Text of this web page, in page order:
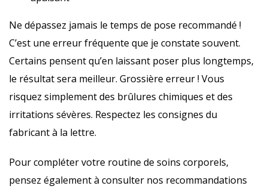
Ne dépassez jamais le temps de pose recommandé !
C’est une erreur fréquente que je constate souvent.
Certains pensent qu’en laissant poser plus longtemps,
le résultat sera meilleur. Grossière erreur ! Vous
risquez simplement des brûlures chimiques et des
irritations sévères. Respectez les consignes du
fabricant à la lettre.
Pour compléter votre routine de soins corporels,
pensez également à consulter nos recommandations